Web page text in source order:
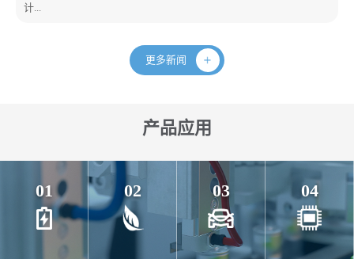
计...
更多新闻
产品应用
01 02 03 04